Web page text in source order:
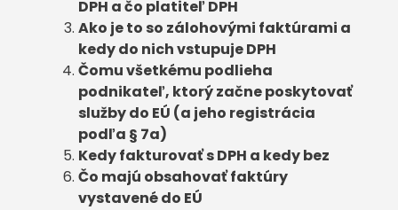
DPH a čo platiteľ DPH
Ako je to so zálohovými faktúrami a
kedy do nich vstupuje DPH
Čomu všetkému podlieha
podnikateľ, ktorý začne poskytovať
služby do EÚ (a jeho registrácia
podľa § 7a)
Kedy fakturovať s DPH a kedy bez
Čo majú obsahovať faktúry
vystavené do EÚ